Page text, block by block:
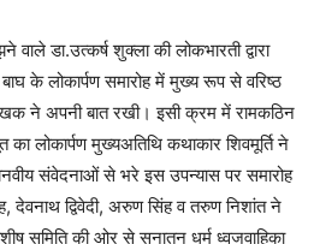
डा.उत्कर्ष शुक्ला की लोकभारती द्वारा
के लोकार्पण समारोह में मुख्य रूप से वरिष्ठ
ने अपनी बात रखी। इसी क्रम में रामकठिन
लोकार्पण मुख्यअतिथि कथाकार शिवमूर्ति ने
संवेदनाओं से भरे इस उपन्यास पर समारोह
देवनाथ द्विवेदी, अरुण सिंह व तरुण निशांत ने
समिति की ओर से सनातन धर्म ध्वजवाहिका